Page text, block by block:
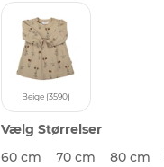
Beige (3590)
Vælg Størrelser
60 cm
70 cm 80 cm